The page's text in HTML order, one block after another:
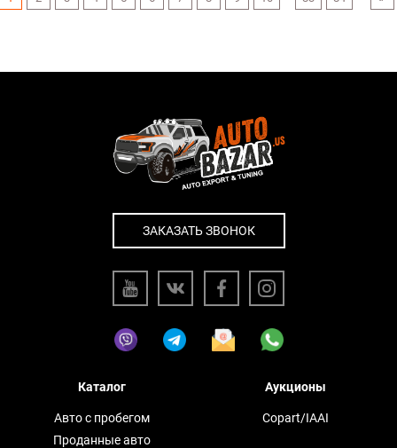
ЗАКАЗАТЬ ЗВОНОК
Каталог
Авто с пробегом
Проданные авто
Аукционы
Copart/IAAI